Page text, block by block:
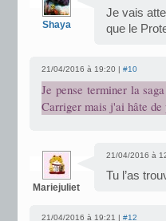
Shaya
Je vais
que le
21/04/2016 à 19:20 | #10
Je pense terminer la
Carriger mais j'ai hâte de
Mariejuliet
21/04/2016 à
Tu l’as
21/04/2016 à 19:21 | #12